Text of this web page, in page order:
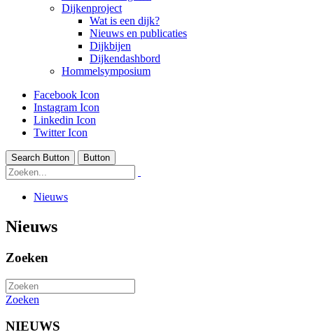
Dijkenproject
Wat is een dijk?
Nieuws en publicaties
Dijkbijen
Dijkendashbord
Hommelsymposium
Facebook Icon
Instagram Icon
Linkedin Icon
Twitter Icon
Search Button Button
Nieuws
Nieuws
Zoeken
Zoeken
NIEUWS